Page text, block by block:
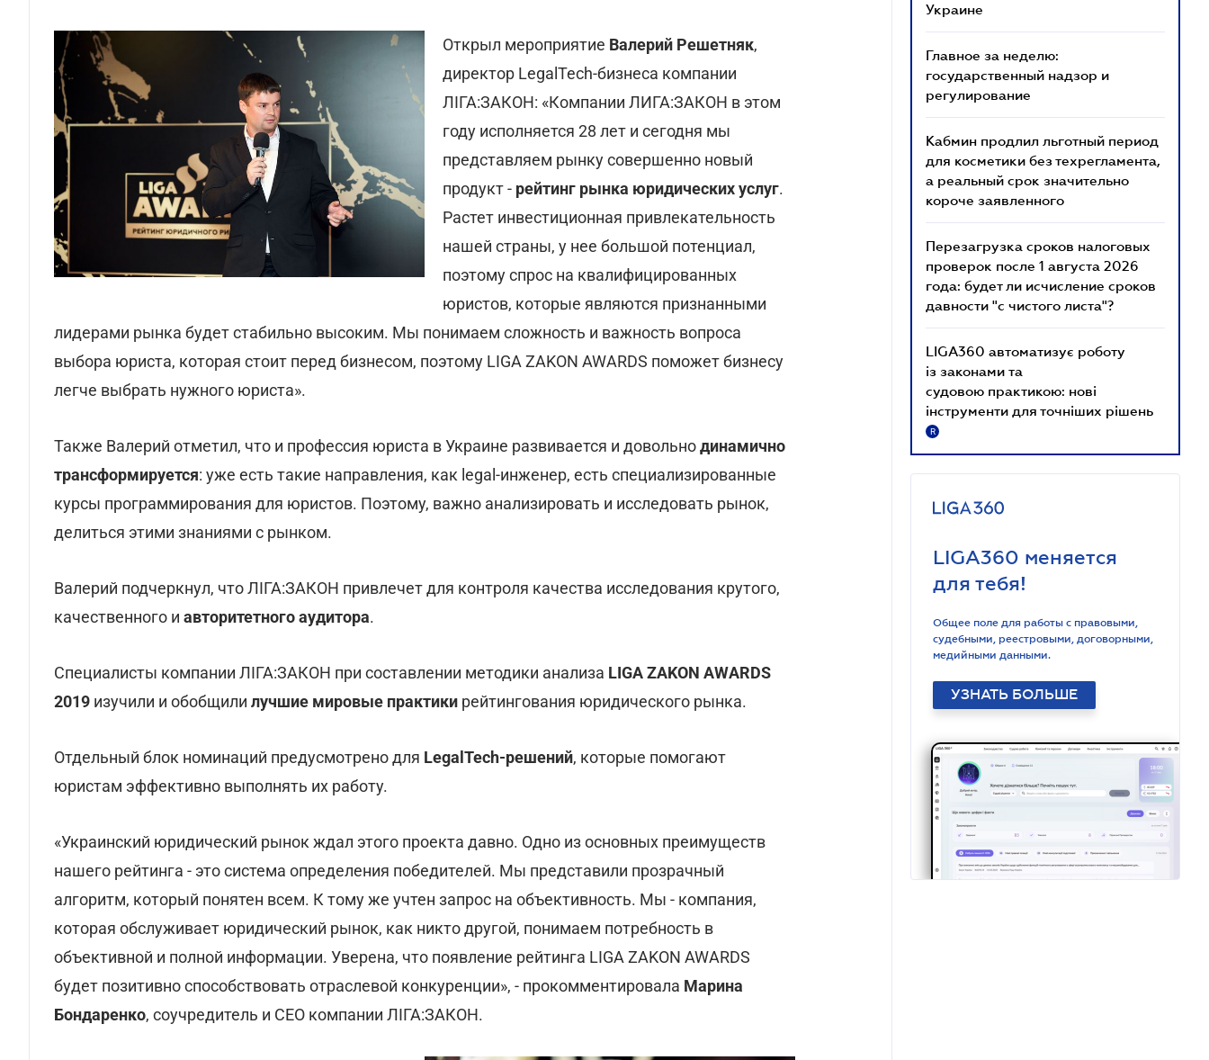
Открыл мероприятие Валерий Решетняк,
директор LegalTech-бизнеса компании
ЛІГА:ЗАКОН: «Компании ЛИГА:ЗАКОН в этом
году исполняется 28 лет и сегодня мы
представляем рынку совершенно новый
продукт - рейтинг рынка юридических услуг.
Растет инвестиционная привлекательность
нашей страны, у нее большой потенциал,
поэтому спрос на квалифицированных
юристов, которые являются признанными
лидерами рынка будет стабильно высоким. Мы понимаем сложность и важность вопроса
выбора юриста, которая стоит перед бизнесом, поэтому LIGA ZAKON AWARDS поможет бизнесу
легче выбрать нужного юриста».
Также Валерий отметил, что и профессия юриста в Украине развивается и довольнодинамично
трансформируется: уже есть такие направления, как legal-инженер, есть специализированные
курсы программирования для юристов. Поэтому, важно анализировать и исследовать рынок,
делиться этими знаниями с рынком.
Валерий подчеркнул, что ЛІГА:ЗАКОН привлечет для контроля качества исследования крутого,
качественного и авторитетного аудитора.
Специалисты компании ЛІГА:ЗАКОН при составлении методики анализа LIGA ZAKON AWARDS
2019 изучили и обобщили лучшие мировые практики рейтингования юридического рынка.
Отдельный блок номинаций предусмотрено для LegalTech-решений, которые помогают
юристам эффективно выполнять их работу.
«Украинский юридический рынок ждал этого проекта давно. Одно из основных преимуществ
нашего рейтинга - это система определения победителей. Мы представили прозрачный
алгоритм, который понятен всем. К тому же учтен запрос на объективность. Мы - компания,
которая обслуживает юридический рынок, как никто другой, понимаем потребность в
объективной и полной информации. Уверена, что появление рейтинга LIGA ZAKON AWARDS
будет позитивно способствовать отраслевой конкуренции», - прокомментировала Марина
Бондаренко, соучредитель и СЕО компании ЛІГА:ЗАКОН.
Украине
Главное за неделю:
государственный надзор и
регулирование
Кабмин продлил льготный период
для косметики без техрегламента,
а реальный срок значительно
короче заявленного
Перезагрузка сроков налоговых
проверок после 1 августа 2026
года: будет ли исчисление сроков
давности "с чистого листа"?
LIGA360 автоматизує роботу
із законами та
судовою практикою: нові
інструменти для точніших рішень
R
LIGA360 меняется
для тебя!
Общее поле для работы с правовыми,
судебными, реестровыми, договорными,
медийными данными.
УЗНАТЬ БОЛЬШЕ